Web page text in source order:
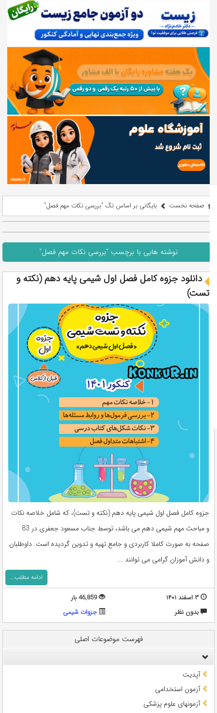
صفحه نخست بایگانی بر اساس تگ "بررسی نکات مهم فصل"
نوشته هایی با برچسب "بررسی نکات مهم فصل"
دانلود جزوه کامل فصل اول شیمی پایه دهم (نکته و
تست)
جزوه کامل فصل اول شیمی پایه دهم (نکته و تست)، که شامل خلاصه نکات
و مباحث مهم شیمی دهم می باشد، توسط جناب مسعود جعفری در 83
صفحه به صورت کاملا کاربردی و جامع تهیه و تدوین گردیده است. داوطلبان
و دانش آموزان گرامی می توانند ...
ادامه مطلب...
۳ اسفند ۱۴۰۱
46,859 بار
بدون نظر
جزوات شیمی
فهرست موضوعات اصلی
آپدیت
آزمون استخدامی
آزمونهای علوم پزشکی